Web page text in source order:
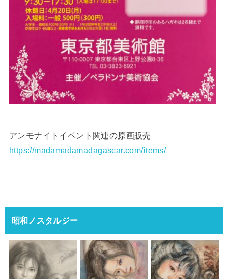
アンモナイトイベント関連の原画販売
https://madamadamadagascar.com/items/
昭和ノスタルジー